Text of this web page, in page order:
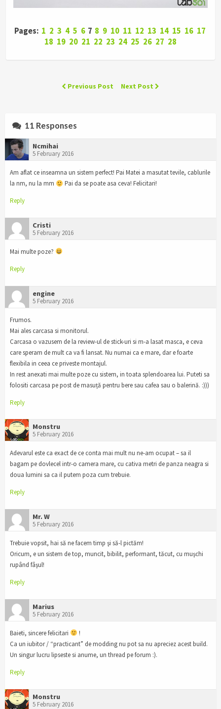
Pages: 1 2 3 4 5 6 7 8 9 10 11 12 13 14 15 16 17
18 19 20 21 22 23 24 25 26 27 28
Previous Post Next Post
11 Responses
Ncmihai
5 February 2016
Am aflat ce inseamna un sistem perfect! Pai Matei a masutat tevile, cablurile
la nm, nu la mm
Pai da se poate asa ceva! Felicitari!
Reply
Cristi
5 February 2016
Mai multe poze?
Reply
engine
5 February 2016
Frumos.
Mai ales carcasa si monitorul.
Carcasa o vazusem de la review-ul de stick-uri si m-a lasat masca, e ceva
care speram de mult ca va fi lansat. Nu numai ca e mare, dar e foarte
flexibila in ceea ce priveste montajul.
In rest anexati mai multe poze cu sistem, in toata splendoarea lui. Puteti sa
folositi carcasa pe post de masuță pentru bere sau cafea sau o balerină. :)))
Reply
Monstru
5 February 2016
Adevarul este ca exact de ce conta mai mult nu ne-am ocupat – sa il
bagam pe dovlecel intr-o camera mare, cu cativa metri de panza neagra si
doua lumini sa ca il putem poza cum trebuie.
Reply
Mr. W
5 February 2016
Trebuie vopsit, hai să ne facem timp şi să-l pictăm!
Oricum, e un sistem de top, muncit, bibilit, performant, tăcut, cu muşchi
rupând fâşul!
Reply
Marius
5 February 2016
Baieti, sincere felicitari
!
Ca un iubitor / “practicant” de modding nu pot sa nu apreciez acest build.
Un singur lucru lipseste si anume, un thread pe forum :).
Reply
Monstru
5 February 2016